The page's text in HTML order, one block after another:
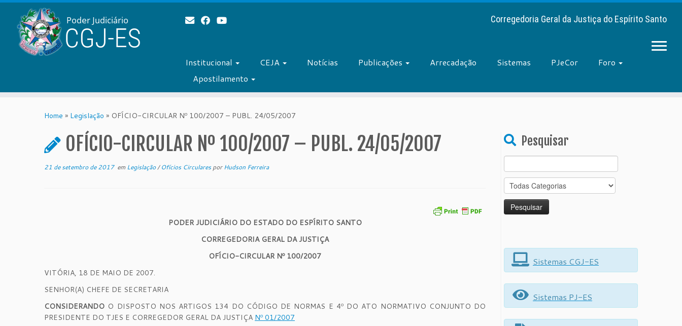
Corregedoria Geral da Justiça do Espírito Santo
Institucional CEJA Notícias Publicações Arrecadação Sistemas PJeCor
Foro
Apostilamento
Home » Legislação » OFÍCIO-CIRCULAR Nº 100/2007 – PUBL. 24/05/2007
OFÍCIO-CIRCULAR Nº 100/2007 – PUBL. 24/05/2007
21 de setembro de 2017em Legislação/Ofícios CircularesporHudson Ferreira
PODER JUDICIÁRIO DO ESTADO DO ESPÍRITO SANTO
CORREGEDORIA GERAL DA JUSTIÇA
OFÍCIO-CIRCULAR Nº 100/2007
VITÓRIA, 18 DE MAIO DE 2007.
SENHOR(A) CHEFE DE SECRETARIA
CONSIDERANDO O DISPOSTO NOS ARTIGOS 134 DO CÓDIGO DE NORMAS E 4º DO ATO NORMATIVO CONJUNTO DO
PRESIDENTE DO TJES E CORREGEDOR GERAL DA JUSTIÇA Nº 01/2007
Pesquisar
for:
Sistemas CGJ-ES
Sistemas PJ-ES